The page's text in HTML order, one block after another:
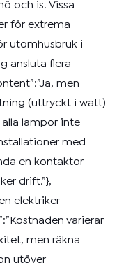
och is. Vissa
för extrema
utomhusbruk i
ansluta flera
men
(uttryckt i watt)
lampor inte
med
en kontaktor
drift.”},
elektriker
varierar
men räkna
utöver